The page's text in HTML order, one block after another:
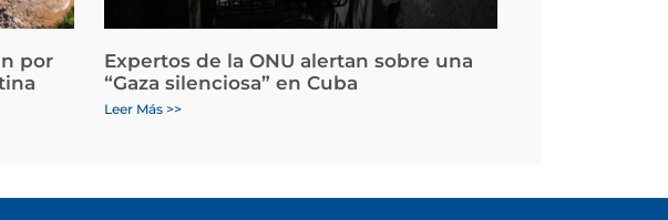
por
Expertos de la ONU alertan sobre una
“Gaza silenciosa” en Cuba
Leer Más >>